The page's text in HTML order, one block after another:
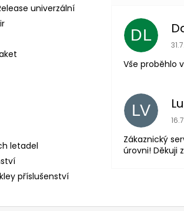
univerzální
letadel
příslušenství
DL
Vše proběhlo
LV
Zákaznický
úrovni! Děkuji